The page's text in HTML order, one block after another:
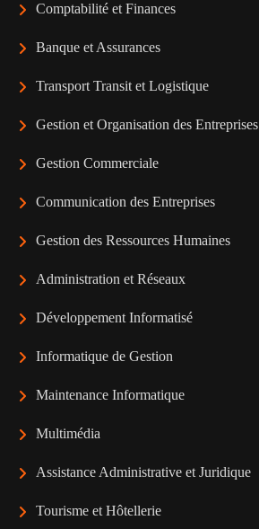
Comptabilité et Finances
Banque et Assurances
Transport Transit et Logistique
Gestion et Organisation des Entreprises
Gestion Commerciale
Communication des Entreprises
Gestion des Ressources Humaines
Administration et Réseaux
Développement Informatisé
Informatique de Gestion
Maintenance Informatique
Multimédia
Assistance Administrative et Juridique
Tourisme et Hôtellerie